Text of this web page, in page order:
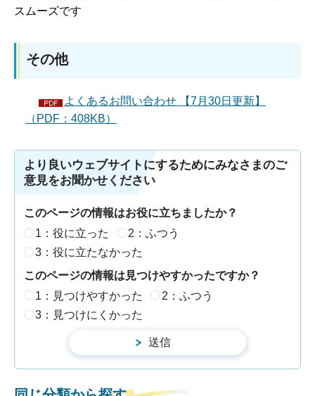
スムーズです
その他
よくあるお問い合わせ 【7月30日更新】
（PDF：408KB）
より良いウェブサイトにするためにみなさまのご
意見をお聞かせください
このページの情報はお役に立ちましたか？
1：役に立った
2：ふつう
3：役に立たなかった
このページの情報は見つけやすかったですか？
1：見つけやすかった
2：ふつう
3：見つけにくかった